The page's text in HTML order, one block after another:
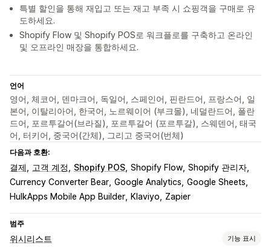
특별 할인을 통해 재입고 또는 재고 부족 시 쇼핑객을 구매로 유
도하세요.
Shopify Flow 및 Shopify POS로 워크플로를 구축하고 온라인
및 오프라인 매장을 통합하세요.
언어
영어, 체코어, 덴마크어, 독일어, 스페인어, 핀란드어, 프랑스어, 일
본어, 이탈리아어, 한국어, 노르웨이어 (부크몰), 네덜란드어, 폴란
드어, 포르투갈어(브라질), 포르투갈어 (포르투갈), 스웨덴어, 태국
어, 터키어, 중국어(간체), 그리고 중국어(번체)
다음과 호환:
결제 고객 계정 Shopify POS Shopify Flow Shopify 관리자
Currency Converter Bear Google Analytics Google Sheets
HulkApps Mobile App Builder
Klaviyo Zapier
범주
위시리스트 기능 표시